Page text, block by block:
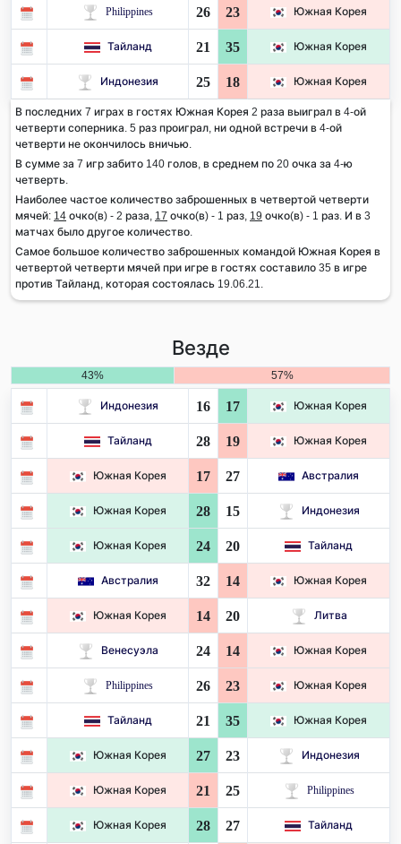
Philippines 26 23 Южная Корея
Тайланд 21 35 Южная Корея
Индонезия 25 18 Южная Корея
В последних 7 играх в гостях Южная Корея 2 раза выиграл в 4-ой
четверти соперника. 5 раз проиграл, ни одной встречи в 4-ой
четверти не окончилось вничью.
В сумме за 7 игр забито 140 голов, в среднем по 20 очка за 4-ю
четверть.
Наиболее частое количество заброшенных в четвертой четверти
мячей: 14 очко(в) - 2 раза, 17 очко(в) - 1 раз, 19 очко(в) - 1 раз. И в 3
матчах было другое количество.
Самое большое количество заброшенных командой Южная Корея в
четвертой четверти мячей при игре в гостях составило 35 в игре
против Тайланд, которая состоялась 19.06.21.
Везде
43% 57%
Индонезия 16 17 Южная Корея
Тайланд 28 19 Южная Корея
Южная Корея 17 27 Австралия
Южная Корея 28 15 Индонезия
Южная Корея 24 20 Тайланд
Австралия 32 14 Южная Корея
Южная Корея 14 20 Литва
Венесуэла 24 14 Южная Корея
Philippines 26 23 Южная Корея
Тайланд 21 35 Южная Корея
Южная Корея 27 23 Индонезия
Южная Корея 21 25 Philippines
Южная Корея 28 27 Тайланд